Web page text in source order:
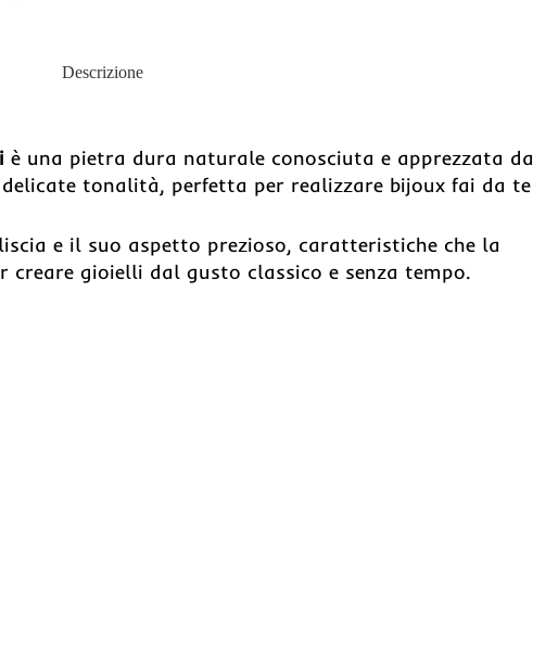
Descrizione
è una pietra dura naturale conosciuta e apprezzata da
tonalità, perfetta per realizzare bijoux fai da te
e il suo aspetto prezioso, caratteristiche che la
creare gioielli dal gusto classico e senza tempo.